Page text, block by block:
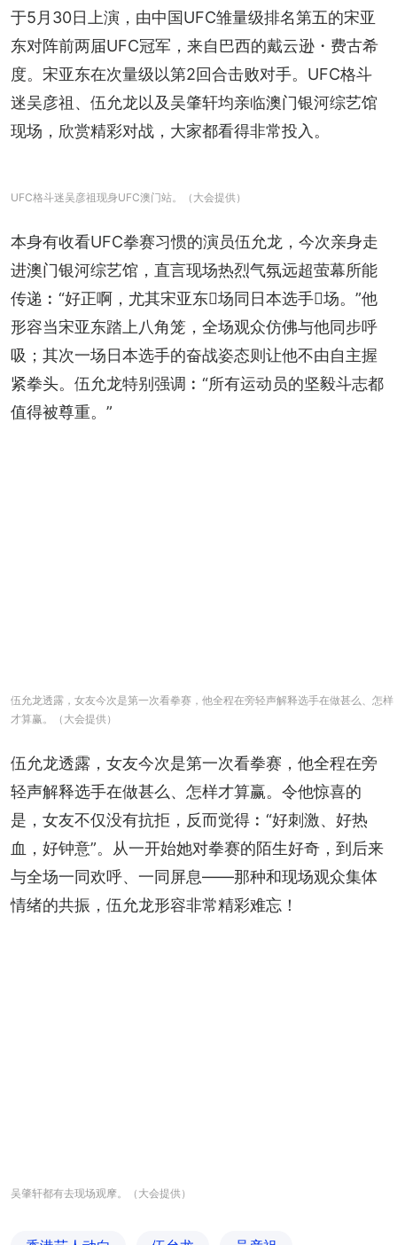
于5月30日上演，由中国UFC雏量级排名第五的宋亚
东对阵前两届UFC冠军，来自巴西的戴云逊・费古希
度。宋亚东在次量级以第2回合击败对手。UFC格斗
迷吴彦祖、伍允龙以及吴肇轩均亲临澳门银河综艺馆
现场，欣赏精彩对战，大家都看得非常投入。
UFC格斗迷吴彦祖现身UFC澳门站。（大会提供）
本身有收看UFC拳赛习惯的演员伍允龙，今次亲身走
进澳门银河综艺馆，直言现场热烈气氛远超萤幕所能
传递︰“好正啊，尤其宋亚东𠮶场同日本选手𠮶场。”他
形容当宋亚东踏上八角笼，全场观众仿佛与他同步呼
吸；其次一场日本选手的奋战姿态则让他不由自主握
紧拳头。伍允龙特别强调︰“所有运动员的坚毅斗志都
值得被尊重。”
伍允龙透露，女友今次是第一次看拳赛，他全程在旁轻声解释选手在做甚么、怎样
才算赢。（大会提供）
伍允龙透露，女友今次是第一次看拳赛，他全程在旁
轻声解释选手在做甚么、怎样才算赢。令他惊喜的
是，女友不仅没有抗拒，反而觉得︰“好刺激、好热
血，好钟意”。从一开始她对拳赛的陌生好奇，到后来
与全场一同欢呼、一同屏息——那种和现场观众集体
情绪的共振，伍允龙形容非常精彩难忘！
吴肇轩都有去现场观摩。（大会提供）